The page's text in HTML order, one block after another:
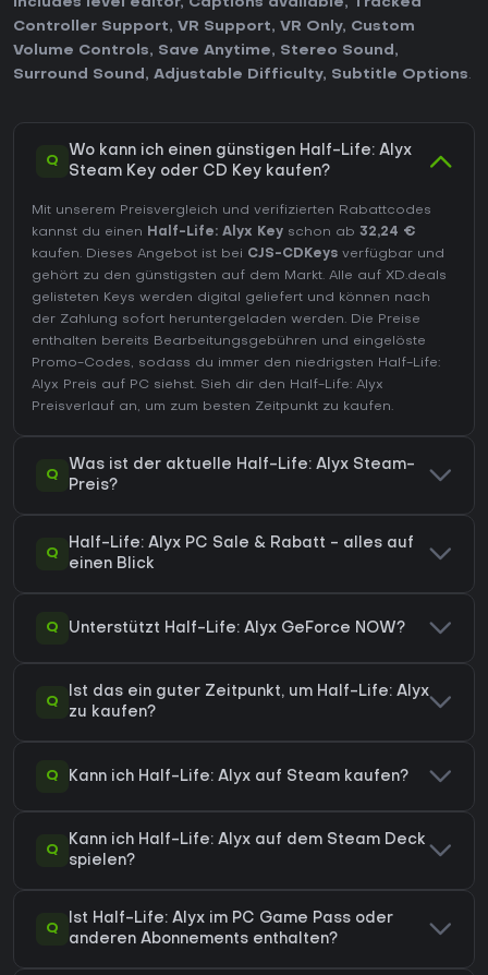
Includes level editor, Captions available,
Tracked
Controller Support, VR Support, VR Only, Custom
Volume Controls, Save Anytime, Stereo Sound ,
Surround Sound , Adjustable Difficulty, Subtitle Options.
Q
Wo kann ich einen günstigen Half-Life: Alyx
Steam Key oder CD Key kaufen?
Mit unserem Preisvergleich und verifizierten Rabattcodes
kannst du einen Half-Life: Alyx Key schon ab 32,24 €
kaufen. Dieses Angebot ist bei CJS-CDKeys verfügbar und
gehört zu den günstigsten auf dem Markt. Alle auf XD.deals
gelisteten Keys werden digital geliefert und können nach
der Zahlung sofort heruntergeladen werden. Die Preise
enthalten bereits Bearbeitungsgebühren und eingelöste
Promo-Codes, sodass du immer den niedrigsten Half-Life:
Alyx Preis auf PC siehst. Sieh dir den Half-Life: Alyx
Preisverlauf an, um zum besten Zeitpunkt zu kaufen.
Q
Was ist der aktuelle Half-Life: Alyx Steam-
Preis?
Q
Half-Life: Alyx PC Sale & Rabatt - alles auf
einen Blick
Q Unterstützt Half-Life: Alyx GeForce NOW?
Q
Ist das ein guter Zeitpunkt, um Half-Life: Alyx
zu kaufen?
Q Kann ich Half-Life: Alyx auf Steam kaufen?
Q
Kann ich Half-Life: Alyx auf dem Steam Deck
spielen?
Q
Ist Half-Life: Alyx im PC Game Pass oder
anderen Abonnements enthalten?